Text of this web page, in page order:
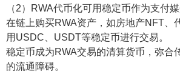
（2）RWA代币化可用稳定币作为支付
在链上购买RWA资产，如房地产NFT、
用USDC、USDT等稳定币进行交易。
稳定币成为RWA交易的清算货币，弥合
的流通障碍。